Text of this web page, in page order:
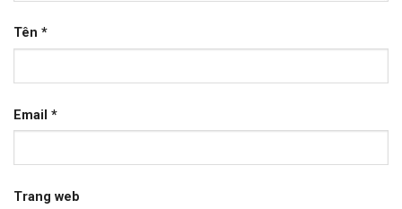
Tên *
Email *
Trang web